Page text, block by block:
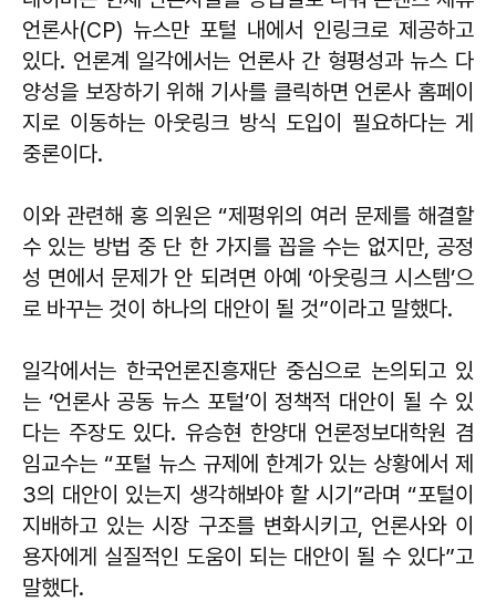
언론사(CP) 뉴스만 포털 내에서 인링크로 제공하고
있다. 언론계 일각에서는 언론사 간 형평성과 뉴스 다
양성을 보장하기 위해 기사를 클릭하면 언론사 홈페이
지로 이동하는 아웃링크 방식 도입이 필요하다는 게
중론이다.
이와 관련해 홍 의원은 “제평위의 여러 문제를 해결할
수 있는 방법 중 단 한 가지를 꼽을 수는 없지만, 공정
성 면에서 문제가 안 되려면 아예 ‘아웃링크 시스템’으
로 바꾸는 것이 하나의 대안이 될 것”이라고 말했다.
일각에서는 한국언론진흥재단 중심으로 논의되고 있
는 ‘언론사 공동 뉴스 포털’이 정책적 대안이 될 수 있
다는 주장도 있다. 유승현 한양대 언론정보대학원 겸
임교수는 “포털 뉴스 규제에 한계가 있는 상황에서 제
3의 대안이 있는지 생각해봐야 할 시기”라며 “포털이
지배하고 있는 시장 구조를 변화시키고, 언론사와 이
용자에게 실질적인 도움이 되는 대안이 될 수 있다”고
말했다.